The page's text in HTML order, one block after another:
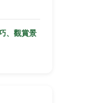
、觀賞景